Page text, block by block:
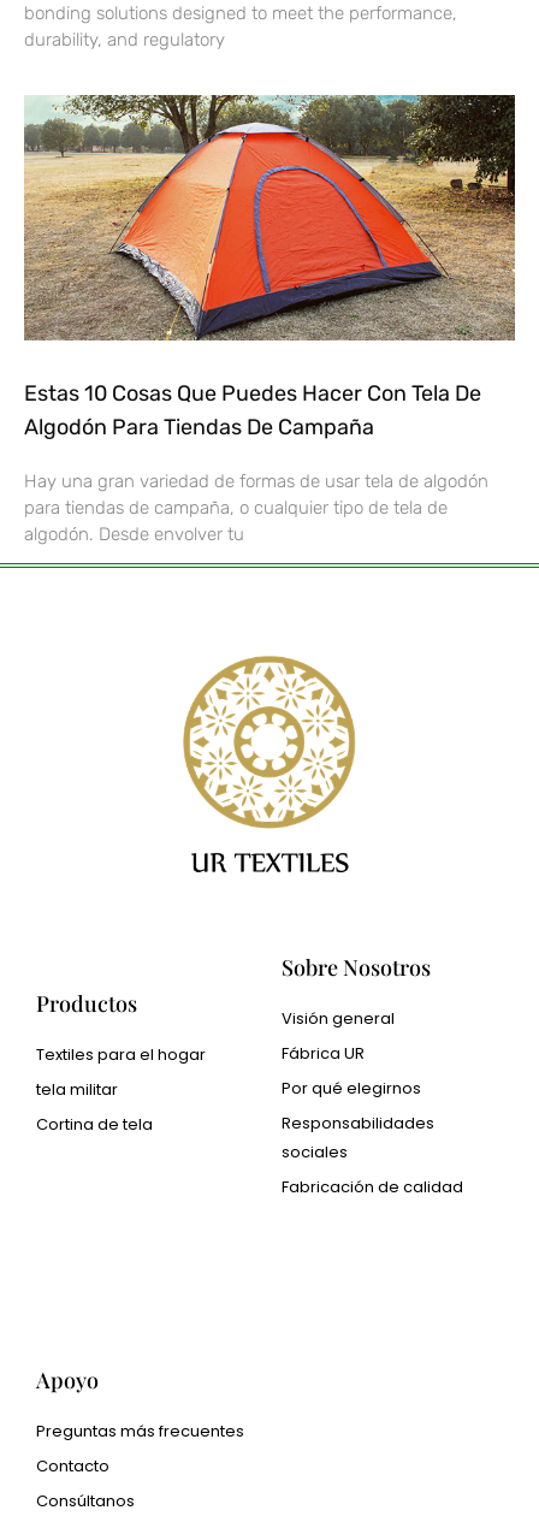
bonding solutions designed to meet the performance,
durability, and regulatory
Estas 10 Cosas Que Puedes Hacer Con Tela De
Algodón Para Tiendas De Campaña
Hay una gran variedad de formas de usar tela de algodón
para tiendas de campaña, o cualquier tipo de tela de
algodón. Desde envolver tu
Productos
Textiles para el hogar
tela militar
Cortina de tela
Sobre Nosotros
Visión general
Fábrica UR
Por qué elegirnos
Responsabilidades
sociales
Fabricación de calidad
Apoyo
Preguntas más frecuentes
Contacto
Consúltanos